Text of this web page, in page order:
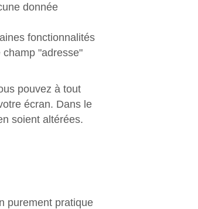
donnée
fonctionnalités
"adresse"
pouvez à tout
écran. Dans le
soient altérées.
purement pratique